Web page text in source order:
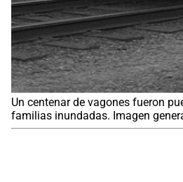
Un centenar de vagones fueron
familias inundadas. Imagen